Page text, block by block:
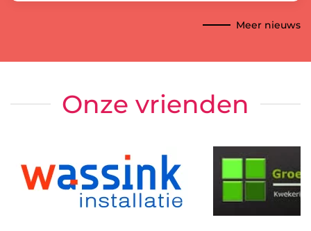
Meer nieuws
Onze vrienden